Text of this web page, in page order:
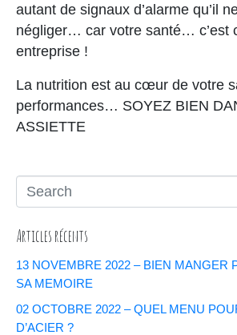
autant de signaux d’alarme qu’il
négliger… car votre santé… c’est
entreprise !
La nutrition est au cœur de votre
performances… SOYEZ BIEN
ASSIETTE
Articles récents
13 NOVEMBRE 2022 – BIEN MANGER
SA MEMOIRE
02 OCTOBRE 2022 – QUEL MENU
D’ACIER ?